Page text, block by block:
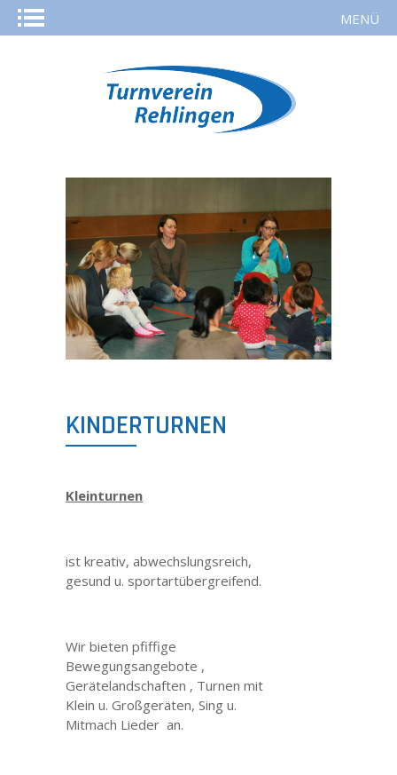
MENÜ
SPORTARTEN
REHASPORT
TURNVEREIN
KONTAKT
IMPRESSUM
DATENSCHUTZ
KINDERTURNEN
Kleinturnen
ist kreativ, abwechslungsreich,
gesund u. sportartübergreifend.
Wir bieten pfiffige
Bewegungsangebote ,
Gerätelandschaften , Turnen mit
Klein u. Großgeräten, Sing u.
Mitmach Lieder an.